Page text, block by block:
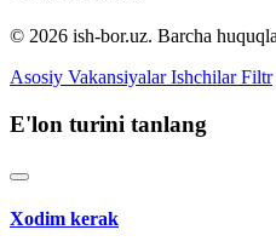
© 2026 ish-bor.uz. Barcha
Asosiy Vakansiyalar Ishchilar Filtr
E'lon turini tanlang
Xodim kerak